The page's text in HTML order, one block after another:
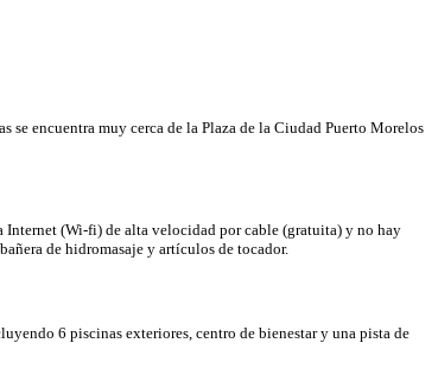
se encuentra muy cerca de la Plaza de la Ciudad Puerto Morelos
Internet (Wi-fi) de alta velocidad por cable (gratuita) y no hay
de hidromasaje y artículos de tocador.
6 piscinas exteriores, centro de bienestar y una pista de